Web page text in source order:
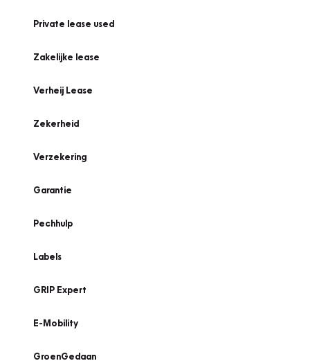
Private lease used
Zakelijke lease
Verheij Lease
Zekerheid
Verzekering
Garantie
Pechhulp
Labels
GRIP Expert
E-Mobility
GroenGedaan